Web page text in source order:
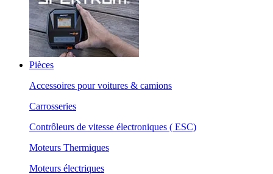
Pièces
Accessoires pour voitures & camions
Carrosseries
Contrôleurs de vitesse électroniques ( ESC)
Moteurs Thermiques
Moteurs électriques